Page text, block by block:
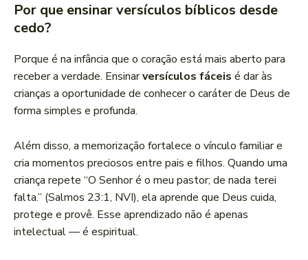
Por que ensinar versículos bíblicos desde
cedo?
Porque é na infância que o coração está mais aberto para
receber a verdade. Ensinarversículos fáceis é dar às
crianças a oportunidade de conhecer o caráter de Deus de
forma simples e profunda.
Além disso, a memorização fortalece o vínculo familiar e
cria momentos preciosos entre pais e filhos. Quando uma
criança repete “O Senhor é o meu pastor; de nada terei
falta.” (Salmos 23:1, NVI), ela aprende que Deus cuida,
protege e provê. Esse aprendizado não é apenas
intelectual — é espiritual.